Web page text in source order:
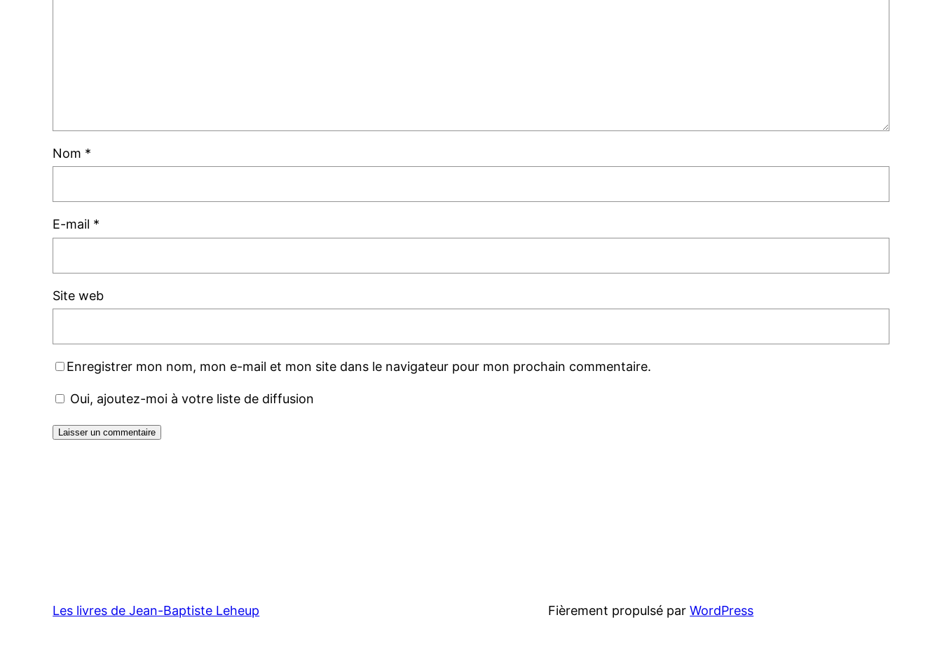
Nom *
E-mail *
Site web
Enregistrer mon nom, mon e-mail et mon site dans le navigateur pour mon prochain commentaire.
Oui, ajoutez-moi à votre liste de diffusion
Les livres de Jean-Baptiste Leheup Fièrement propulsé parWordPress